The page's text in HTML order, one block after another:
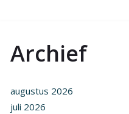
Archief
augustus 2026
juli 2026